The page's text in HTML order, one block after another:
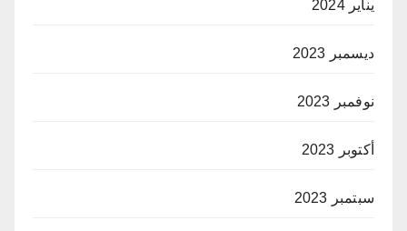
يناير 2024
ديسمبر 2023
نوفمبر 2023
أكتوبر 2023
سبتمبر 2023